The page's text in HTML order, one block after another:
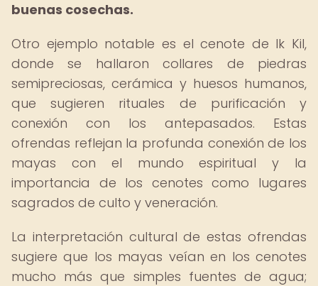
buenas cosechas.
Otro ejemplo notable es el cenote de Ik Kil,
donde se hallaron collares de piedras
semipreciosas, cerámica y huesos humanos,
que sugieren rituales de purificación y
conexión con los antepasados. Estas
ofrendas reflejan la profunda conexión de los
mayas con el mundo espiritual y la
importancia de los cenotes como lugares
sagrados de culto y veneración.
La interpretación cultural de estas ofrendas
sugiere que los mayas veían en los cenotes
mucho más que simples fuentes de agua;